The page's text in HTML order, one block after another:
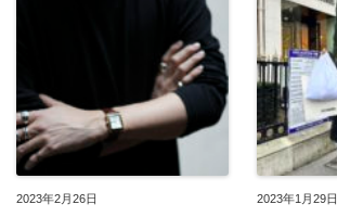
2023年2月26日 2023年1月29日